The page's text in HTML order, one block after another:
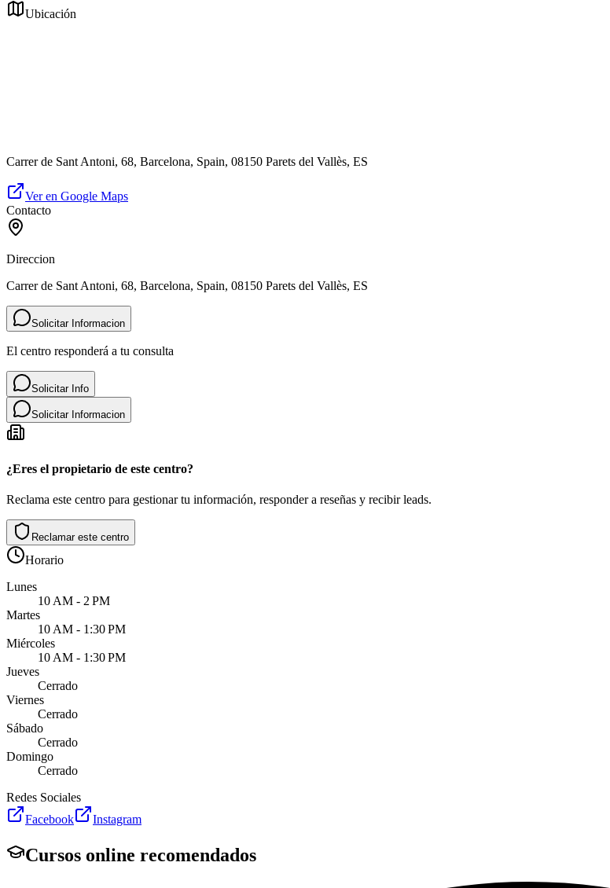
Ubicación
Carrer de Sant Antoni, 68, Barcelona, Spain, 08150 Parets del Vallès, ES
Ver en Google Maps
Contacto
Direccion
Carrer de Sant Antoni, 68, Barcelona, Spain, 08150 Parets del Vallès, ES
Solicitar Informacion
El centro responderá a tu consulta
Solicitar Info
Solicitar Informacion
¿Eres el propietario de este centro?
Reclama este centro para gestionar tu información, responder a reseñas y recibir leads.
Reclamar este centro
Horario
Lunes
10 AM - 2 PM
Martes
10 AM - 1:30 PM
Miércoles
10 AM - 1:30 PM
Jueves
Cerrado
Viernes
Cerrado
Sábado
Cerrado
Domingo
Cerrado
Redes Sociales
Facebook
Instagram
Cursos online recomendados